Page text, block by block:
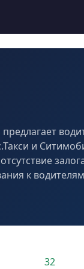
и
к
32